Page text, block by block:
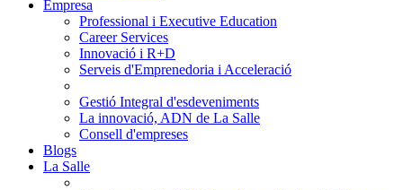
Empresa
Professional i Executive Education
Career Services
Innovació i R+D
Serveis d'Emprenedoria i Acceleració
Gestió Integral d'esdeveniments
La innovació, ADN de La Salle
Consell d'empreses
Blogs
La Salle